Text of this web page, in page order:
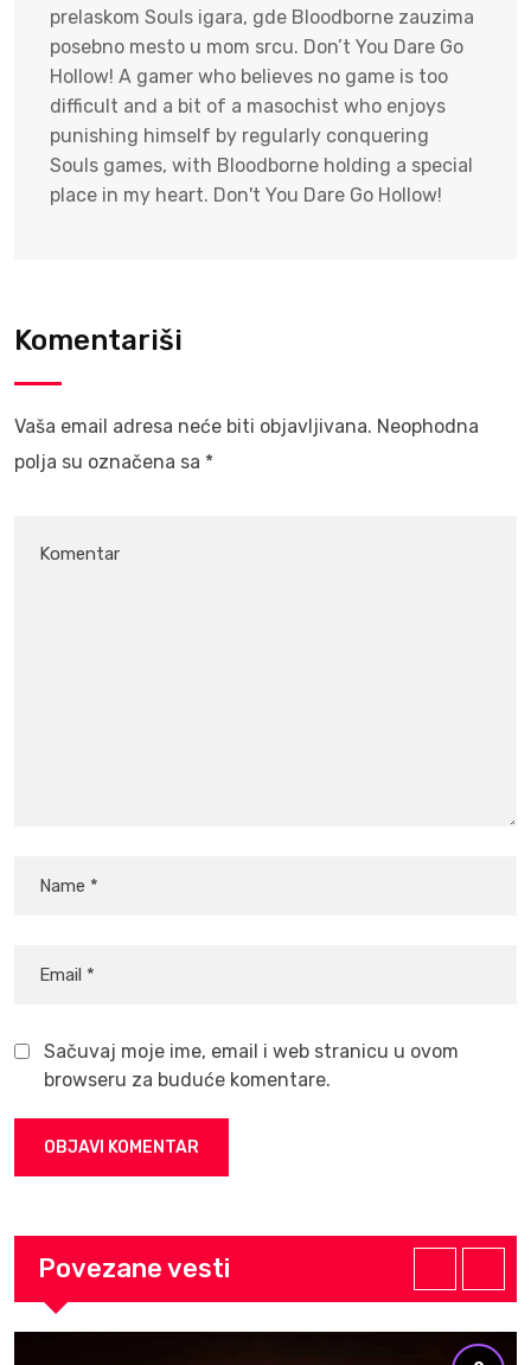
prelaskom Souls igara, gde Bloodborne zauzima
posebno mesto u mom srcu. Don’t You Dare Go
Hollow! A gamer who believes no game is too
difficult and a bit of a masochist who enjoys
punishing himself by regularly conquering
Souls games, with Bloodborne holding a special
place in my heart. Don't You Dare Go Hollow!
Komentariši
Vaša email adresa neće biti objavljivana. Neophodna
polja su označena sa *
Sačuvaj moje ime, email i web stranicu u ovom
browseru za buduće komentare.
Povezane vesti